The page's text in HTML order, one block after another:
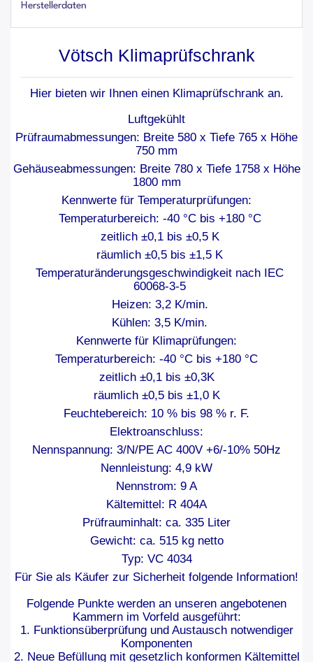
Herstellerdaten
Vötsch Klimaprüfschrank
Hier bieten wir Ihnen einen Klimaprüfschrank an.
Luftgekühlt
Prüfraumabmessungen: Breite 580 x Tiefe 765 x Höhe
750 mm
Gehäuseabmessungen: Breite 780 x Tiefe 1758 x Höhe
1800 mm
Kennwerte für Temperaturprüfungen:
Temperaturbereich: -40 °C bis +180 °C
zeitlich ±0,1 bis ±0,5 K
räumlich ±0,5 bis ±1,5 K
Temperaturänderungsgeschwindigkeit nach IEC
60068-3-5
Heizen: 3,2 K/min.
Kühlen: 3,5 K/min.
Kennwerte für Klimaprüfungen:
Temperaturbereich: -40 °C bis +180 °C
zeitlich ±0,1 bis ±0,3K
räumlich ±0,5 bis ±1,0 K
Feuchtebereich: 10 % bis 98 % r. F.
Elektroanschluss:
Nennspannung: 3/N/PE AC 400V +6/-10% 50Hz
Nennleistung: 4,9 kW
Nennstrom: 9 A
Kältemittel: R 404A
Prüfrauminhalt: ca. 335 Liter
Gewicht: ca. 515 kg netto
Typ: VC 4034
Für Sie als Käufer zur Sicherheit folgende Information!
Folgende Punkte werden an unseren angebotenen
Kammern im Vorfeld ausgeführt:
1. Funktionsüberprüfung und Austausch notwendiger
Komponenten
2. Neue Befüllung mit gesetzlich konformen Kältemittel